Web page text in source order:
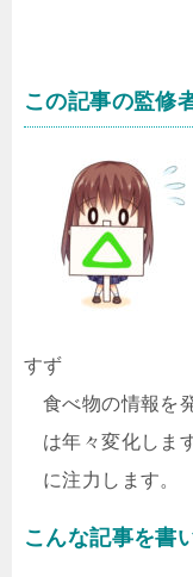
この記事の監修
すず
食べ物の情報を
は年々変化しま
に注力します。
こんな記事を書